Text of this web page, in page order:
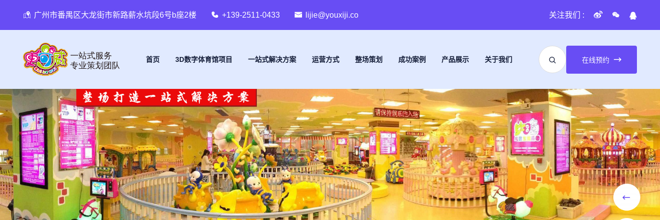
广州市番禺区大龙街市新路薪水坑段6号b座2楼 +139-2511-0433 lijie@youxiji.co 关注我们 :
首页 3D数字体育馆项目 一站式解决方案 运营方式 整场策划 成功案例 产品展示 关于我们 在线预约